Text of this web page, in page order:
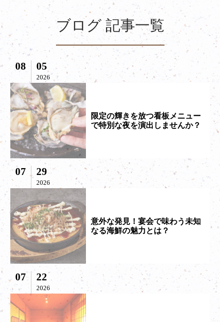
ブログ 記事一覧
08 05
2026
限定の輝きを放つ看板メニュー
で特別な夜を演出しませんか？
07 29
2026
意外な発見！宴会で味わう未知
なる海鮮の魅力とは？
07 22
2026